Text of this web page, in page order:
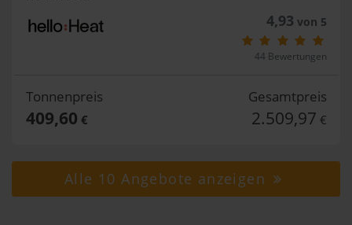
4,93 von 5
44 Bewertungen
Tonnenpreis
409,60 €
Gesamtpreis
2.509,97 €
Alle 10 Angebote anzeigen